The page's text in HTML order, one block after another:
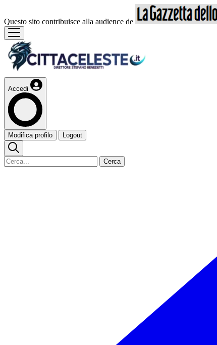
Questo sito contribuisce alla audience de
Accedi
Modifica profilo Logout
Cerca